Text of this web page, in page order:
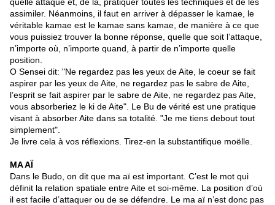
assimiler. Néanmoins, il faut en arriver à dépasser le kamae, le
véritable kamae est le kamae sans kamae, de manière à ce que
vous puissiez trouver la bonne réponse, quelle que soit l’attaque,
n’importe où, n’importe quand, à partir de n’importe quelle
position.
O Sensei dit: "Ne regardez pas les yeux de Aite, le coeur se fait
aspirer par les yeux de Aite, ne regardez pas le sabre de Aite,
l’esprit se fait aspirer par le sabre de Aite, ne regardez pas Aite,
vous absorberiez le ki de Aite". Le Bu de vérité est une pratique
visant à absorber Aite dans sa totalité. "Je me tiens debout tout
simplement".
Je livre cela à vos réflexions. Tirez-en la substantifique moëlle.
MA AÏ
Dans le Budo, on dit que ma aï est important. C’est le mot qui
définit la relation spatiale entre Aite et soi-même. La position d’où
il est facile d’attaquer ou de se défendre. Le ma aï n’est donc pas